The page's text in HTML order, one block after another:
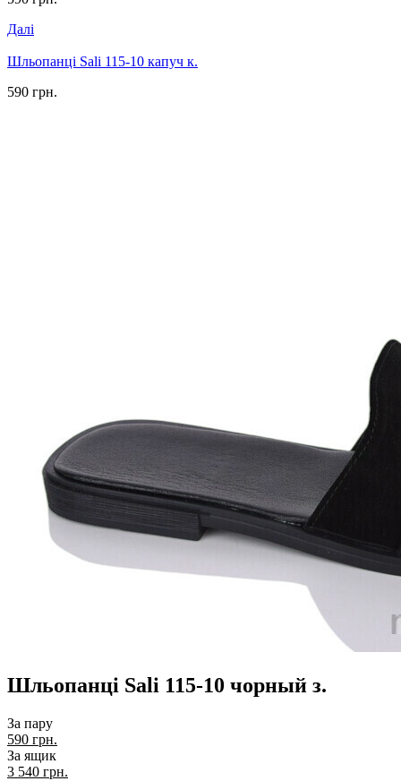
Далі
Шльопанці Sali 115-10 капуч к.
590 грн.
Шльопанці Sali 115-10 чорный з.
За пару
590 грн.
За ящик
3 540 грн.